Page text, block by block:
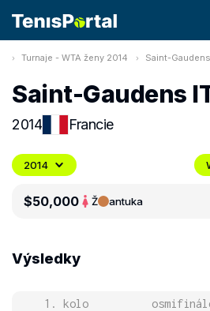
Turnaje - WTA ženy 2014 Saint-
Saint-Gaudens
2014 Francie
2014
$50,000 Ž antuka
Výsledky
1. kolo